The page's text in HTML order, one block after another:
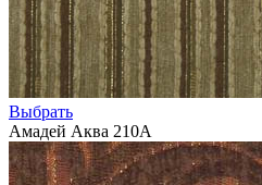
Выбрать
Амадей Аква 210А